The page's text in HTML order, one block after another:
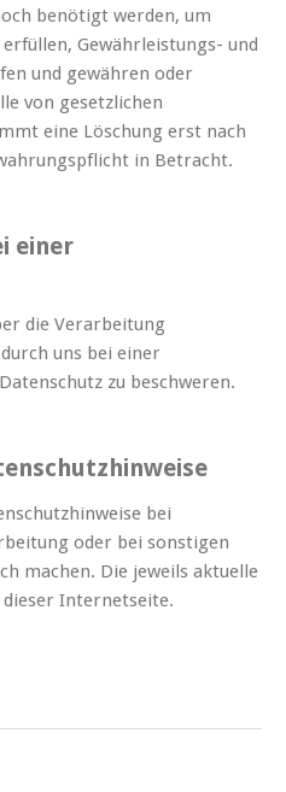
benötigt werden, um
Gewährleistungs- und
und gewähren oder
von gesetzlichen
eine Löschung erst nach
in Betracht.
einer
die Verarbeitung
uns bei einer
zu beschweren.
bei
oder bei sonstigen
machen. Die jeweils aktuelle
dieser Internetseite.